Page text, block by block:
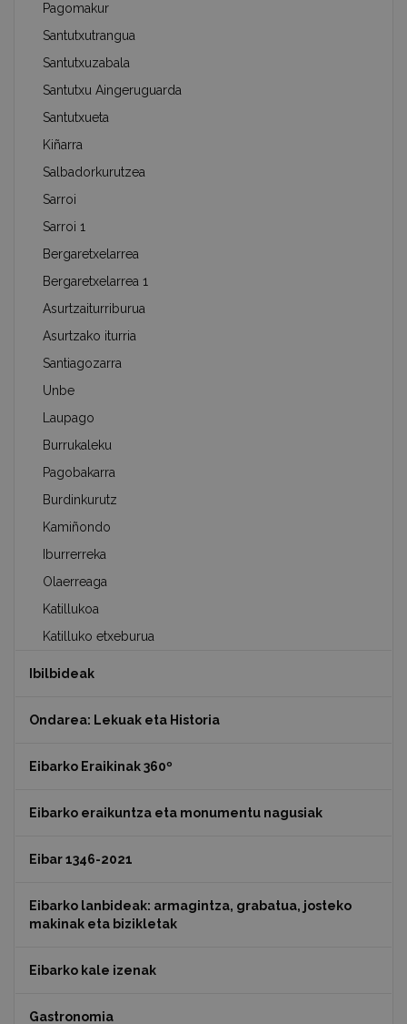
Pagomakur
Santutxutrangua
Santutxuzabala
Santutxu Aingeruguarda
Santutxueta
Kiñarra
Salbadorkurutzea
Sarroi
Sarroi 1
Bergaretxelarrea
Bergaretxelarrea 1
Asurtzaiturriburua
Asurtzako iturria
Santiagozarra
Unbe
Laupago
Burrukaleku
Pagobakarra
Burdinkurutz
Kamiñondo
Iburrerreka
Olaerreaga
Katillukoa
Katilluko etxeburua
Ibilbideak
Ondarea: Lekuak eta Historia
Eibarko Eraikinak 360º
Eibarko eraikuntza eta monumentu nagusiak
Eibar 1346-2021
Eibarko lanbideak: armagintza, grabatua, josteko
makinak eta bizikletak
Eibarko kale izenak
Gastronomia